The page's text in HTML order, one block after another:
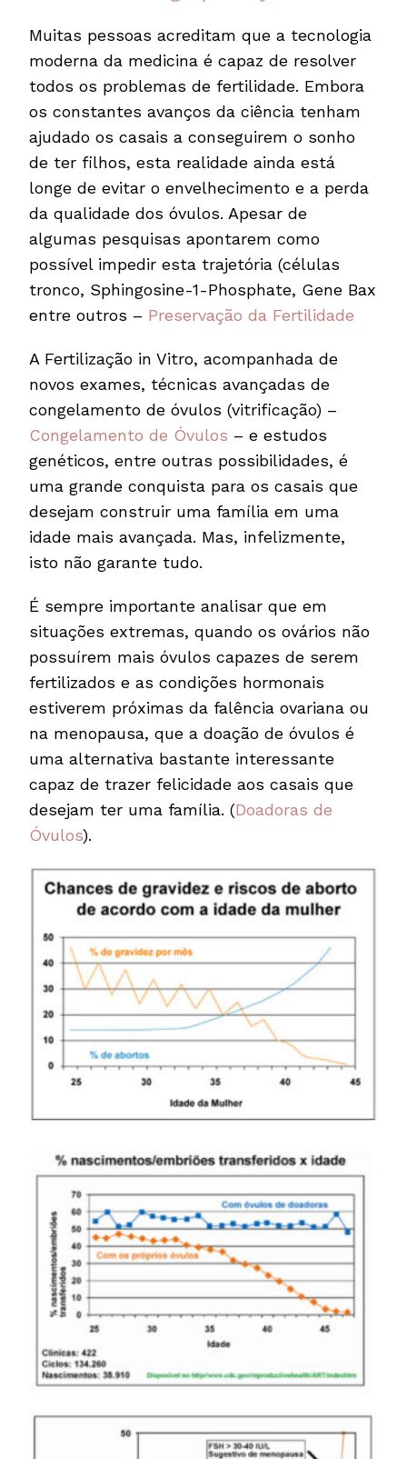
Muitas pessoas acreditam que a tecnologia
moderna da medicina é capaz de resolver
todos os problemas de fertilidade. Embora
os constantes avanços da ciência tenham
ajudado os casais a conseguirem o sonho
de ter filhos, esta realidade ainda está
longe de evitar o envelhecimento e a perda
da qualidade dos óvulos. Apesar de
algumas pesquisas apontarem como
possível impedir esta trajetória (células
tronco, Sphingosine-1-Phosphate, Gene Bax
entre outros – Preservação da Fertilidade
A Fertilização in Vitro, acompanhada de
novos exames, técnicas avançadas de
congelamento de óvulos (vitrificação) –
Congelamento de Óvulos – e estudos
genéticos, entre outras possibilidades, é
uma grande conquista para os casais que
desejam construir uma família em uma
idade mais avançada. Mas, infelizmente,
isto não garante tudo.
É sempre importante analisar que em
situações extremas, quando os ovários não
possuírem mais óvulos capazes de serem
fertilizados e as condições hormonais
estiverem próximas da falência ovariana ou
na menopausa, que a doação de óvulos é
uma alternativa bastante interessante
capaz de trazer felicidade aos casais que
desejam ter uma família. (Doadoras de
Óvulos).